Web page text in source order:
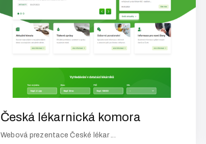
Česká lékarnická komora
Webová prezentace České lékar ...